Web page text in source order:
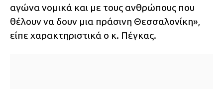
αγώνα νομικά και με τους ανθρώπους που
θέλουν να δουν μια πράσινη Θεσσαλονίκη»,
είπε χαρακτηριστικά ο κ. Πέγκας.